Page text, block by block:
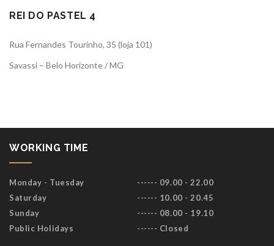
REI DO PASTEL 4
Rua Fernandes Tourinho, 35 (loja 101)
Savassi – Belo Horizonte / MG
WORKING TIME
Monday - Tuesday
------ 09.00 - 22.00
Saturday
------ 10.00 - 20.45
Sunday
------ 08.00 - 19.10
Public Holidays
------ Closed